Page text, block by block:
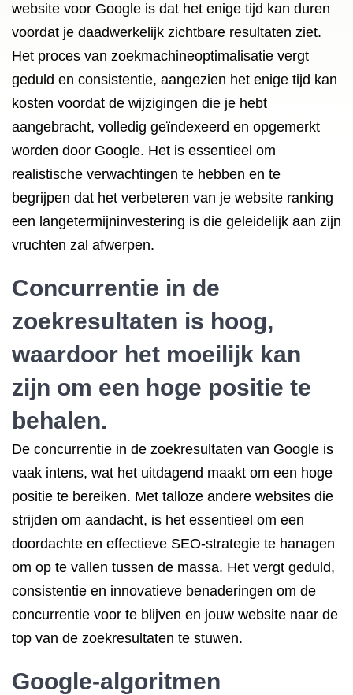
website voor Google is dat het enige tijd kan duren
voordat je daadwerkelijk zichtbare resultaten ziet.
Het proces van zoekmachineoptimalisatie vergt
geduld en consistentie, aangezien het enige tijd kan
kosten voordat de wijzigingen die je hebt
aangebracht, volledig geïndexeerd en opgemerkt
worden door Google. Het is essentieel om
realistische verwachtingen te hebben en te
begrijpen dat het verbeteren van je website ranking
een langetermijninvestering is die geleidelijk aan zijn
vruchten zal afwerpen.
Concurrentie in de
zoekresultaten is hoog,
waardoor het moeilijk kan
zijn om een hoge positie te
behalen.
De concurrentie in de zoekresultaten van Google is
vaak intens, wat het uitdagend maakt om een hoge
positie te bereiken. Met talloze andere websites die
strijden om aandacht, is het essentieel om een
doordachte en effectieve SEO-strategie te hanagen
om op te vallen tussen de massa. Het vergt geduld,
consistentie en innovatieve benaderingen om de
concurrentie voor te blijven en jouw website naar de
top van de zoekresultaten te stuwen.
Google-algoritmen